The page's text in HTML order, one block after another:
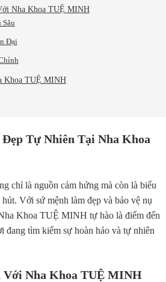
Nha Khoa TUỆ MINH
Sâu
Đại
Khoa TUỆ MINH
Tự Nhiên Tại Nha Khoa
chỉ là nguồn cảm hứng mà còn là biểu
Với sứ mệnh làm đẹp và bảo vệ nụ
Khoa TUỆ MINH tự hào là điểm đến
đang tìm kiếm sự hoàn hảo và tự nhiên
Với Nha Khoa TUỆ MINH